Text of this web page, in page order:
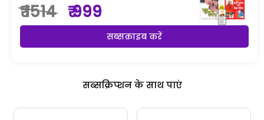
₹ 1514 ₹ 999
सब्सक्राइब करें
सब्सक्रिप्शन के साथ पाएं